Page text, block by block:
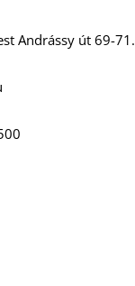
Andrássy út 69-71.